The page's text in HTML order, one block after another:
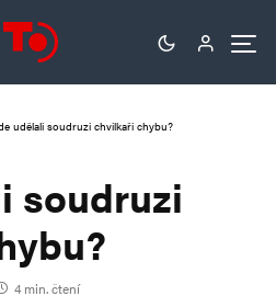
udělali soudruzi chvilkaři chybu?
soudruzi
4 min. čtení